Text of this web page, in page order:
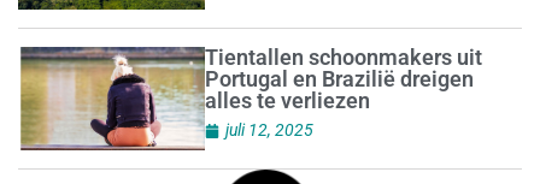
Tientallen schoonmakers uit
Portugal en Brazilië dreigen
alles te verliezen
juli 12, 2025